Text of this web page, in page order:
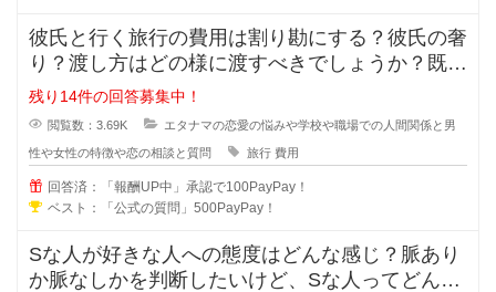
彼氏と行く旅行の費用は割り勘にする？彼氏の奢
り？渡し方はどの様に渡すべきでしょうか？既に
金額が決まっている場合や手渡しで
残り14件の回答募集中！
閲覧数：3.69K エタナマの恋愛の悩みや学校や職場での人間関係と男
性や女性の特徴や恋の相談と質問 旅行 費用
回答済：「報酬UP中」承認で100PayPay！
ベスト：「公式の質問」500PayPay！
Sな人が好きな人への態度はどんな感じ？脈あり
か脈なしかを判断したいけど、Sな人ってどんな